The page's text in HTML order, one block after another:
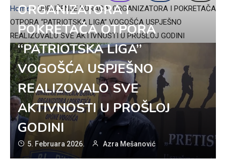
Home»UDRUŽENJE BORACA, ORGANIZATORA I POKRETAČA
OTPORA “PATRIOTSKA LIGA” VOGOŠĆA USPJEŠNO
REALIZOVALO SVE AKTIVNOSTI U PROŠLOJ GODINI
ORGANIZATORA I
POKRETAČA OTPORA
“PATRIOTSKA LIGA”
VOGOŠĆA USPJEŠNO
REALIZOVALO SVE
AKTIVNOSTI U PROŠLOJ
GODINI
5. Februara 2026. Azra Mešanović